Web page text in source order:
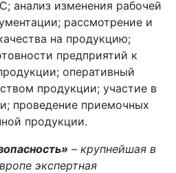
анализ изменения рабочей
рассмотрение и
на продукцию;
предприятий к
оперативный
продукции; участие в
проведение приемочных
продукции.
– крупнейшая в
экспертная